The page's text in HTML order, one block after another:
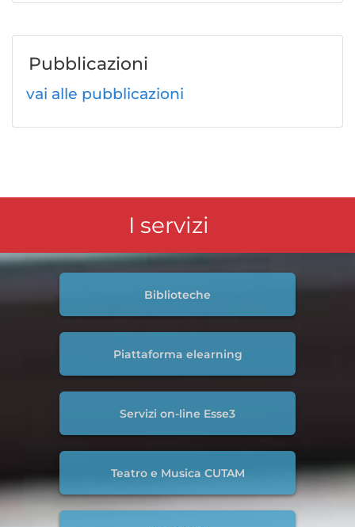
Pubblicazioni
vai alle pubblicazioni
I servizi
Biblioteche
Piattaforma elearning
Servizi on-line Esse3
Teatro e Musica CUTAM